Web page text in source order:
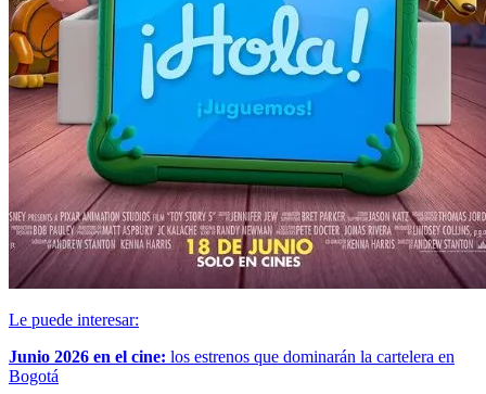
Le puede interesar:
Junio 2026 en el cine: los estrenos que dominarán la cartelera en
Bogotá